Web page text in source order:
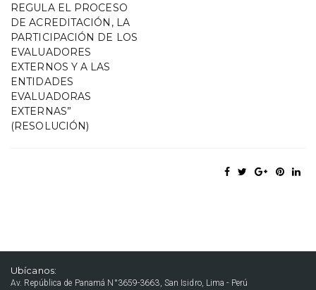
REGULA EL PROCESO
DE ACREDITACIÓN, LA
PARTICIPACIÓN DE LOS
EVALUADORES
EXTERNOS Y A LAS
ENTIDADES
EVALUADORAS
EXTERNAS”
(RESOLUCIÓN)
Ubícanos:
Av. República de Panamá N°3659-3663, San Isidro, Lima - Perú